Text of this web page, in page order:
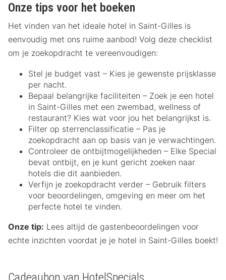
Onze tips voor het boeken
Het vinden van het ideale hotel in Saint-Gilles is
eenvoudig met ons ruime aanbod! Volg deze checklist
om je zoekopdracht te vereenvoudigen:
Stel je budget vast – Kies je gewenste prijsklasse
per nacht.
Bepaal belangrijke faciliteiten – Zoek je een hotel
in Saint-Gilles met een zwembad, wellness of
restaurant? Kies wat voor jou het belangrijkst is.
Filter op sterrenclassificatie – Pas je
zoekopdracht aan op basis van je verwachtingen.
Controleer de ontbijtmogelijkheden – Elke Special
bevat ontbijt, en je kunt gericht zoeken naar
hotels die dit aanbieden.
Verfijn je zoekopdracht verder – Gebruik filters
voor beoordelingen, omgeving en meer om het
perfecte hotel te vinden.
Onze tip: Lees altijd de gastenbeoordelingen voor
echte inzichten voordat je je hotel in Saint-Gilles boekt!